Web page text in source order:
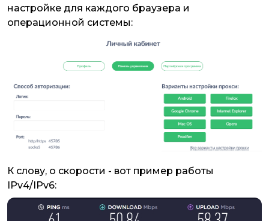
настройке для каждого браузера и
операционной системы:
К слову, о скорости - вот пример работы
IPv4/IPv6: